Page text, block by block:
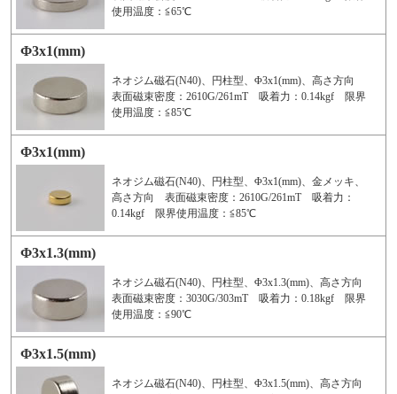
使用温度：≦65℃
Φ3x1(mm)
ネオジム磁石(N40)、円柱型、Φ3x1(mm)、高さ方向
表面磁束密度：2610G/261mT 吸着力：0.14kgf 限界
使用温度：≦85℃
Φ3x1(mm)
ネオジム磁石(N40)、円柱型、Φ3x1(mm)、金メッキ、
高さ方向 表面磁束密度：2610G/261mT 吸着力：
0.14kgf 限界使用温度：≦85℃
Φ3x1.3(mm)
ネオジム磁石(N40)、円柱型、Φ3x1.3(mm)、高さ方向
表面磁束密度：3030G/303mT 吸着力：0.18kgf 限界
使用温度：≦90℃
Φ3x1.5(mm)
ネオジム磁石(N40)、円柱型、Φ3x1.5(mm)、高さ方向